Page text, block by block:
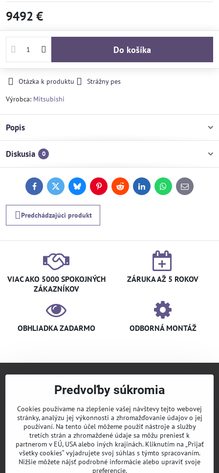
9492 €
Do košíka
Otázka k produktu
Strážny pes
Výrobca: Mitsubishi
Popis
Diskusia 0
FacebookTwitterBlueskyPinterestReddit LinkedInWhatsApp
E-
mail
Predchádzajúci produkt
VIAC AKO 5000 SPOKOJNÝCH
ZÁKAZNÍKOV
ZÁRUKA AŽ 5 ROKOV
OBHLIADKA ZADARMO ODBORNÁ MONTÁŽ
KLIMANIAK Pridajte sa k nám
Sledujte nás
Predvoľby súkromia
Cookies používame na zlepšenie vašej návštevy tejto webovej
stránky, analýzu jej výkonnosti a zhromažďovanie údajov o jej
používaní. Na tento účel môžeme použiť nástroje a služby
tretích strán a zhromaždené údaje sa môžu preniesť k
partnerom v EÚ, USA alebo iných krajinách. Kliknutím na „Prijať
všetky cookies“ vyjadrujete svoj súhlas s týmto spracovaním.
Nižšie môžete nájsť podrobné informácie alebo upraviť svoje
preferencie.